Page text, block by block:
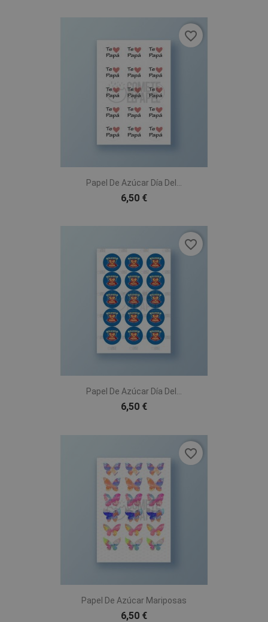
Papel De Azúcar Día Del...
6,50 €
favorite_border
Papel De Azúcar Día Del...
6,50 €
favorite_border
Papel De Azúcar Mariposas
6,50 €
favorite_border